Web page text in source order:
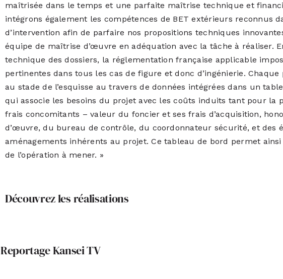
maîtrisée dans le temps et une parfaite maîtrise technique et
intégrons également les compétences de BET extérieurs reconnus
d’intervention afin de parfaire nos propositions techniques
équipe de maîtrise d’œuvre en adéquation avec la tâche à réaliser.
technique des dossiers, la réglementation française applicable
pertinentes dans tous les cas de figure et donc d’ingénierie.
au stade de l’esquisse au travers de données intégrées dans un
qui associe les besoins du projet avec les coûts induits tant pour la
frais concomitants – valeur du foncier et ses frais d’acquisition,
d’œuvre, du bureau de contrôle, du coordonnateur sécurité, et des
aménagements inhérents au projet. Ce tableau de bord permet ainsi
de l’opération à mener. »
Découvrez les réalisations
Reportage Kansei TV